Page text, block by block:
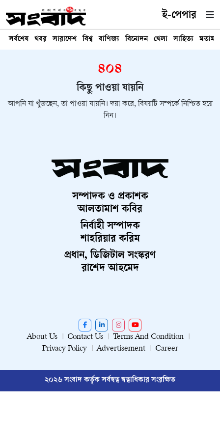
ই-পেপার
সর্বশেষ খবর সারাদেশ বিশ্ব বাণিজ্য বিনোদন খেলা সাহিত্য মতামত
৪০৪
কিছু পাওয়া যায়নি
আপনি যা খুঁজছেন, তা পাওয়া যায়নি। দয়া করে, বিষয়টি সম্পর্কে নিশ্চিত হয়ে
নিন।
সম্পাদক ও প্রকাশক
আলতামাশ কবির
নির্বাহী সম্পাদক
শাহরিয়ার করিম
প্রধান, ডিজিটাল সংস্করণ
রাশেদ আহমেদ
About Us Contact Us
Terms And Condition
Privacy Policy
Advertisement Career
২০২৬ সংবাদ কর্তৃক সর্বস্বত্ব স্বত্বাধিকার সংরক্ষিত